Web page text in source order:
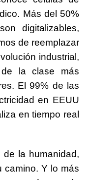
Más del 50%
digitalizables,
de reemplazar
industrial,
la clase más
El 99% de las
en EEUU
en tiempo real
la humanidad,
camino. Y lo más